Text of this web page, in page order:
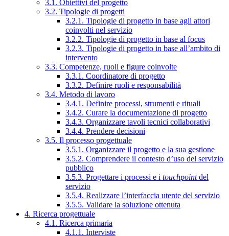
3.1. Obiettivi del progetto
3.2. Tipologie di progetti
3.2.1. Tipologie di progetto in base agli attori
coinvolti nel servizio
3.2.2. Tipologie di progetto in base al focus
3.2.3. Tipologie di progetto in base all’ambito di
intervento
3.3. Competenze, ruoli e figure coinvolte
3.3.1. Coordinatore di progetto
3.3.2. Definire ruoli e responsabilità
3.4. Metodo di lavoro
3.4.1. Definire processi, strumenti e rituali
3.4.2. Curare la documentazione di progetto
3.4.3. Organizzare tavoli tecnici collaborativi
3.4.4. Prendere decisioni
3.5. Il processo progettuale
3.5.1. Organizzare il progetto e la sua gestione
3.5.2. Comprendere il contesto d’uso del servizio
pubblico
3.5.3. Progettare i processi e i touchpointdel
servizio
3.5.4. Realizzare l’interfaccia utente del servizio
3.5.5. Validare la soluzione ottenuta
4. Ricerca progettuale
4.1. Ricerca primaria
4.1.1. Interviste